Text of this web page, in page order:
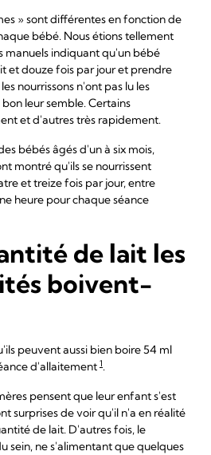
» sont différentes en fonction de
bébé. Nous étions tellement
manuels indiquant qu'un bébé
et douze fois par jour et prendre
nourrissons n'ont pas lu les
leur semble. Certains
et d'autres très rapidement.
bébés âgés d'un à six mois,
montré qu'ils se nourrissent
et treize fois par jour, entre
heure pour chaque séance
de lait les
boivent-
peuvent aussi bien boire 54 ml
d'allaitement 1.
pensent que leur enfant s'est
surprises de voir qu'il n'a en réalité
de lait. D'autres fois, le
sein, ne s'alimentant que quelques